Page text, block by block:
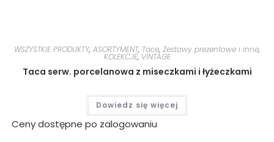
WSZYSTKIE PRODUKTY, ASORTYMENT, Tace, Zestawy prezentowe i inne,
KOLEKCJE, VINTAGE
Taca serw. porcelanowa z miseczkami i łyżeczkami
Dowiedz się więcej
Ceny dostępne po zalogowaniu